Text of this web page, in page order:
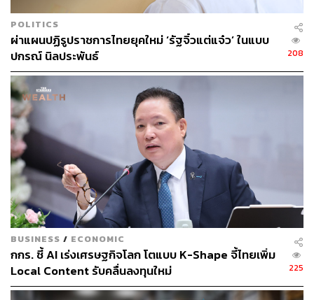
จากประสบการณ์ของอริญญาและองค์กรชั้นนำ สามารถ
สรุปแนวทางในการพาองค์กรปรับตัวทำงานร่วมกับ AI ได้ 5
ข้อ ดังนี้
ตั้งกติกาแรกเริ่ม พร้อมให้ตัวอย่างเครื่องมือและคำ
แนะนำ: เริ่มต้นจากการให้คำแนะนำกับพนักงานว่า
เครื่องมือชนิดใดที่ควรลองนำไปใช้ ควรใช้กับเรื่องใด
และไม่ควรใช้กับเรื่องใด ทั้งนี้ ต้องยกตัวอย่างประกอบ
เพื่อให้เห็นภาพจากการที่มีผู้ใช้ AI ชนิดนั้นแล้วประสบ
ความสำเร็จ
สร้างพื้นที่การทดลองใช้และช่องทางแลกเปลี่ยน
ประสบการณ์กัน: ไม่มีองค์กรใดที่จะผันเปลี่ยนตัวเองให้
เป็นผู้เชี่ยวชาญในงานใดงานหนึ่งได้ภายในข้ามคืน
หมายความว่าความสำเร็จไม่ได้เกิดขึ้นจากการลงมือ
ทำเพียงครั้งเดียว ผู้นำองค์กรจำเป็นต้องสร้างโอกาส
การเรียนรู้และการแบ่งปันลงในกระบวนการทำงาน
สร้างสภาพแวดล้อมให้คนอยากทำสิ่งที่สนใจที่สุดคู่กับ
AI เพื่อนำไปแบ่งปันเส้นทางการลองผิดลองถูกกับคนอื่น
POLITICS
ผ่าแผนปฏิรูปราชการไทยยุคใหม่ ‘รัฐจิ๋วแต่แจ๋ว’ ในแบบ
ปกรณ์ นิลประพันธ์
208
BUSINESS / ECONOMIC
กกร. ชี้ AI เร่งเศรษฐกิจโลก โตแบบ K-Shape จี้ไทยเพิ่ม
Local Content รับคลื่นลงทุนใหม่
225